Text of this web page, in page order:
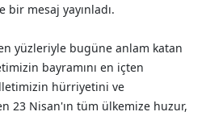
bir mesaj yayınladı.
yüzleriyle bugüne anlam katan
bayramını en içten
hürriyetini ve
23 Nisan'ın tüm ülkemize huzur,